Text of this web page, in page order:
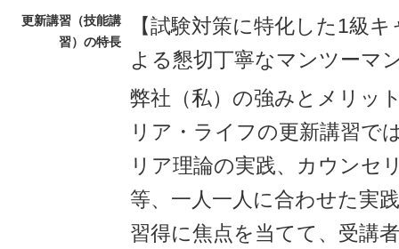
更新講習（技能講
習）の特長
【試験対策に特化した1級
よる懇切丁寧なマンツーマ
弊社（私）の強みとメリッ
リア・ライフの更新講習で
リア理論の実践、カウンセ
等、一人一人に合わせた実
習得に焦点を当てて、受講